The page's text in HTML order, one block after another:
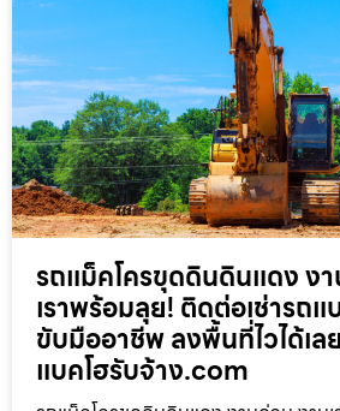
รถแม็คโครขุดดินดินแดง ง
เราพร้อมลุย! ติดต่อเช่ารถ
ขับมืออาชีพ ลงพื้นที่ไวได้เ
แบคโฮรับจ้าง.com